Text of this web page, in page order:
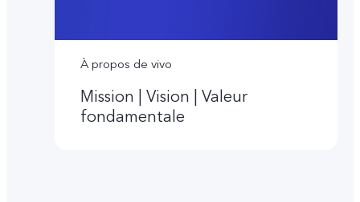
À propos de vivo
Mission | Vision | Valeur
fondamentale